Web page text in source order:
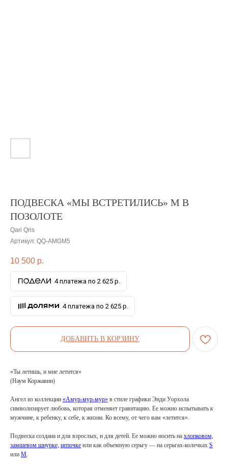
ПОДВЕСКА «МЫ ВСТРЕТИЛИСЬ» M В
ПОЗОЛОТЕ
Qari Qris
Артикул: QQ-AMGM5
10 500 р.
4 платежа по 2 625 р.
4 платежа по 2 625 р.
ДОБАВИТЬ В КОРЗИНУ
«Ты летишь, и мне летится»
(Наум Коржавин)
Ангел из коллекции «Амур-мур-мур» в стиле графики Энди Уорхола
символизирует любовь, которая отменяет гравитацию. Ее можно испытывать к
мужчине, к ребенку, к себе, к жизни. Ко всему, от чего вам «летится».
Подвеска создана и для взрослых, и для детей. Ее можно носить на хлопковом,
замшевом шнурке, цепочке или как объемную серьгу — на серьгах-колечках S
или M.